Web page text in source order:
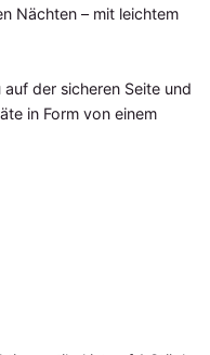
Nächten – mit leichtem
der sicheren Seite und
in Form von einem